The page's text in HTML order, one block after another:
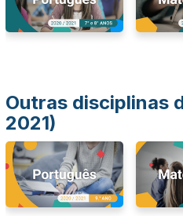
Outras disciplinas
2021)